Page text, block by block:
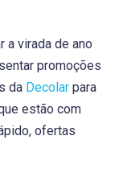
a virada de ano
promoções
da Decolar para
estão com
ofertas